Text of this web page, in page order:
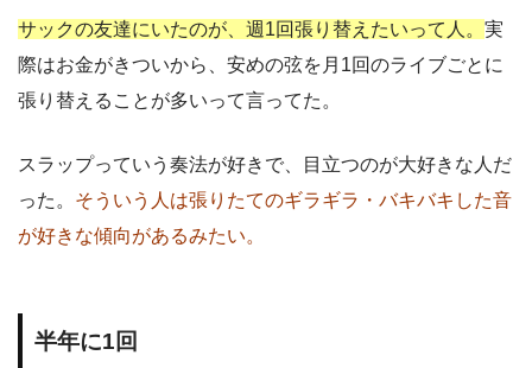
サックの友達にいたのが、週1回張り替えたいって人。 実
際はお金がきついから、安めの弦を月1回のライブごとに
張り替えることが多いって言ってた。
スラップっていう奏法が好きで、目立つのが大好きな人だ
った。 そういう人は張りたてのギラギラ・バキバキした音
が好きな傾向があるみたい。
半年に1回